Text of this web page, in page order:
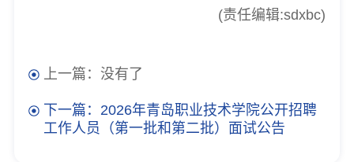
(责任编辑:sdxbc)
上一篇：没有了
下一篇：2026年青岛职业技术学院公开招聘
工作人员（第一批和第二批）面试公告